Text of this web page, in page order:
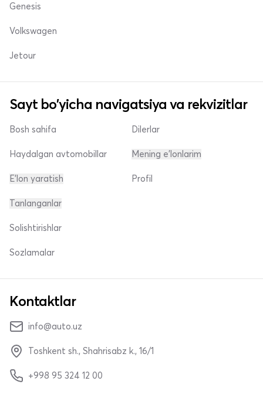
Genesis
Volkswagen
Jetour
Sayt bo'yicha navigatsiya va rekvizitlar
Bosh sahifa
Haydalgan avtomobillar
E'lon yaratish
Dilerlar
Mening e'lonlarim
Profil
Tanlanganlar
Solishtirishlar
Sozlamalar
Kontaktlar
info@auto.uz
Toshkent sh., Shahrisabz k., 16/1
+998 95 324 12 00